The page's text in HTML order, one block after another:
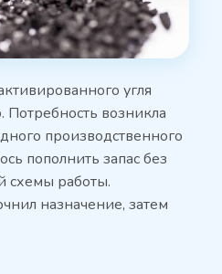
угля
возникла
производственного
пополнить запас без
схемы работы.
назначение, затем